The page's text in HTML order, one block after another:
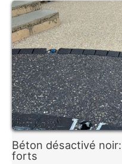
Béton désactivé
forts